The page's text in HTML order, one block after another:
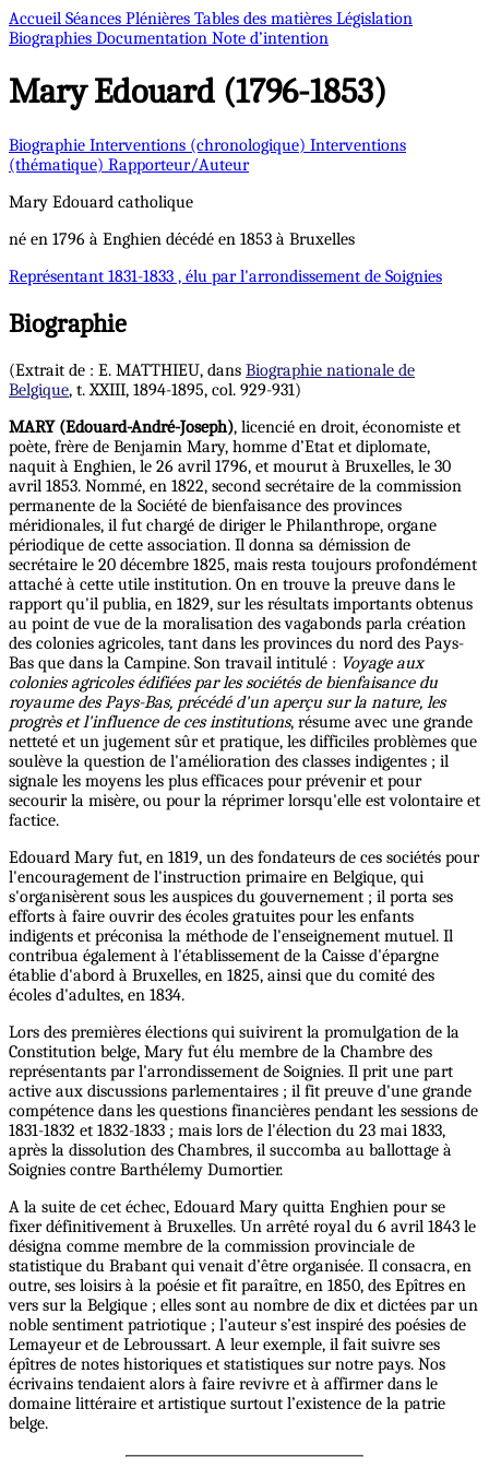
Accueil Séances Plénières Tables des matières Législation
Biographies Documentation Note d’intention
MaryEdouard (1796-1853)
Biographie Interventions (chronologique) Interventions
(thématique) Rapporteur/Auteur
Mary Edouard catholique
né en 1796 à Enghien décédé en 1853 à Bruxelles
Représentant 1831-1833 , élu par l'arrondissement de Soignies
Biographie
(Extrait de : E. MATTHIEU, dans Biographie nationale de
Belgique, t. XXIII, 1894-1895, col. 929-931)
MARY (Edouard-André-Joseph), licencié en droit, économiste et
poète, frère de Benjamin Mary, homme d’Etat et diplomate,
naquit à Enghien, le 26 avril 1796, et mourut à Bruxelles, le 30
avril 1853. Nommé, en 1822, second secrétaire de la commission
permanente de la Société de bienfaisance des provinces
méridionales, il fut chargé de diriger le Philanthrope, organe
périodique de cette association. Il donna sa démission de
secrétaire le 20 décembre 1825, mais resta toujours profondément
attaché à cette utile institution. On en trouve la preuve dans le
rapport qu'il publia, en 1829, sur les résultats importants obtenus
au point de vue de la moralisation des vagabonds parla création
des colonies agricoles, tant dans les provinces du nord des Pays-
Bas que dans la Campine. Son travail intitulé : Voyage aux
colonies agricoles édifiées par les sociétés de bienfaisance du
royaume des Pays-Bas, précédé d'un aperçu sur la nature, les
progrès et l'influence de ces institutions, résume avec une grande
netteté et un jugement sûr et pratique, les difficiles problèmes que
soulève la question de l'amélioration des classes indigentes ; il
signale les moyens les plus efficaces pour prévenir et pour
secourir la misère, ou pour la réprimer lorsqu'elle est volontaire et
factice.
Edouard Mary fut, en 1819, un des fondateurs de ces sociétés pour
l'encouragement de l'instruction primaire en Belgique, qui
s'organisèrent sous les auspices du gouvernement ; il porta ses
efforts à faire ouvrir des écoles gratuites pour les enfants
indigents et préconisa la méthode de l'enseignement mutuel. Il
contribua également à l'établissement de la Caisse d'épargne
établie d'abord à Bruxelles, en 1825, ainsi que du comité des
écoles d'adultes, en 1834.
Lors des premières élections qui suivirent la promulgation de la
Constitution belge, Mary fut élu membre de la Chambre des
représentants par l'arrondissement de Soignies. Il prit une part
active aux discussions parlementaires ; il fit preuve d'une grande
compétence dans les questions financières pendant les sessions de
1831-1832 et 1832-1833 ; mais lors de l'élection du 23 mai 1833,
après la dissolution des Chambres, il succomba au ballottage à
Soignies contre Barthélemy Dumortier.
A la suite de cet échec, Edouard Mary quitta Enghien pour se
fixer définitivement à Bruxelles. Un arrêté royal du 6 avril 1843 le
désigna comme membre de la commission provinciale de
statistique du Brabant qui venait d’être organisée. Il consacra, en
outre, ses loisirs à la poésie et fit paraître, en 1850, des Epîtres en
vers sur la Belgique ; elles sont au nombre de dix et dictées par un
noble sentiment patriotique ; l’auteur s’est inspiré des poésies de
Lemayeur et de Lebroussart. A leur exemple, il fait suivre ses
épîtres de notes historiques et statistiques sur notre pays. Nos
écrivains tendaient alors à faire revivre et à affirmer dans le
domaine littéraire et artistique surtout l’existence de la patrie
belge.